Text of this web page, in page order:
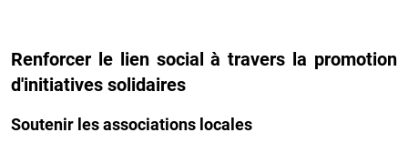
Renforcer le lien social à travers la promotion
d'initiatives solidaires
Soutenir les associations locales